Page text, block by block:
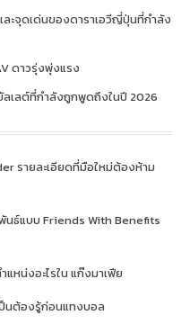
ละจุดเด่นของดาราเอวีญี่ปุ่นที่กำลัง
ดาวรุ่งพุ่งแรง
ลเลต์ที่กำลังถูกพูดถึงในปี 2026
รายละเอียดที่มือใหม่ต้องห้าม
นธ์แบบ Friends With Benefits
หน่งอะไรใน แก๊งมาเฟีย
ป็นต้องรู้ก่อนแทงบอล